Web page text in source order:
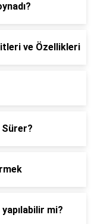
ve Özellikleri
mi?